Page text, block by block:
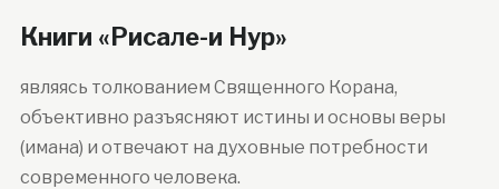
Книги «Рисале-и Нур»
являясь толкованием Священного Корана,
объективно разъясняют истины и основы веры
(имана) и отвечают на духовные потребности
современного человека.